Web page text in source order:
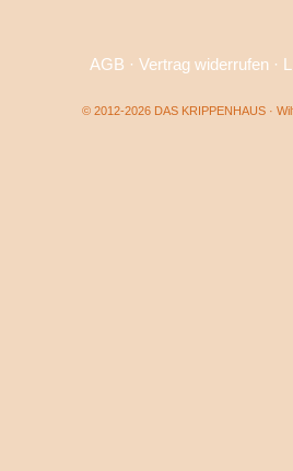
AGB · Vertrag widerrufen·
© 2012-2026 DAS KRIPPENHAUS ·